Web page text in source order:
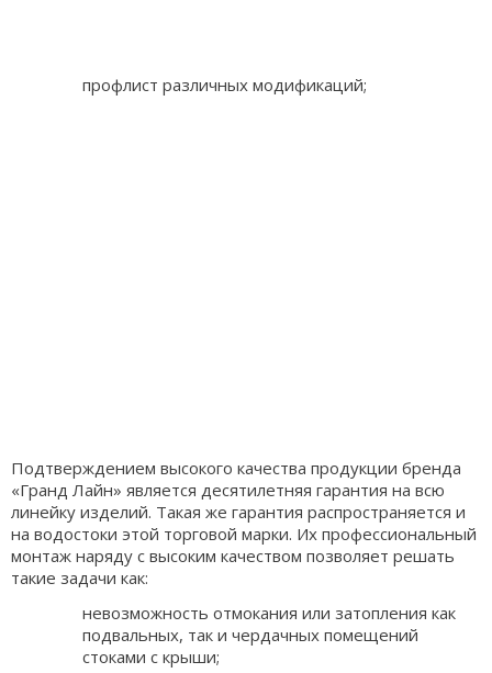
профлист различных модификаций;
Подтверждением высокого качества продукции бренда
«Гранд Лайн» является десятилетняя гарантия на всю
линейку изделий. Такая же гарантия распространяется и
на водостоки этой торговой марки. Их профессиональный
монтаж наряду с высоким качеством позволяет решать
такие задачи как:
невозможность отмокания или затопления как
подвальных, так и чердачных помещений
стоками с крыши;